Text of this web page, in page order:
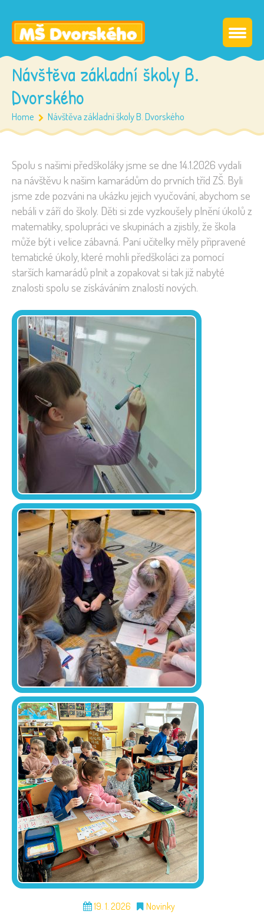
Návštěva základní školy B.
Dvorského
Home Návštěva základní školy B. Dvorského
Spolu s našimi předškoláky jsme se dne 14.1.2026 vydali
na návštěvu k našim kamarádům do prvních tříd ZŠ. Byli
jsme zde pozváni na ukázku jejich vyučování, abychom se
nebáli v září do školy. Děti si zde vyzkoušely plnění úkolů z
matematiky, spolupráci ve skupinách a zjistily, že škola
může být i velice zábavná. Paní učitelky měly připravené
tematické úkoly, které mohli předškoláci za pomocí
starších kamarádů plnit a zopakovat si tak již nabyté
znalosti spolu se získáváním znalostí nových.
19. 1. 2026 Novinky